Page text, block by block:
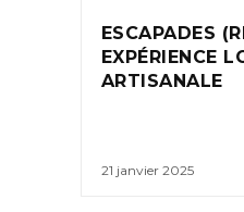
ESCAPADES
EXPÉRIENCE
ARTISANALE
21 janvier 2025